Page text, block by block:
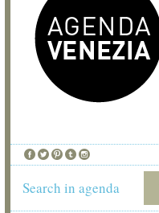
Search in agenda